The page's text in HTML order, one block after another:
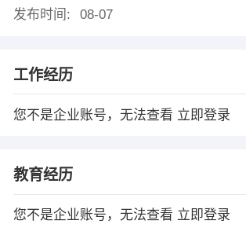
发布时间:
08-07
工作经历
您不是企业账号，无法查看 立即登录
教育经历
您不是企业账号，无法查看 立即登录